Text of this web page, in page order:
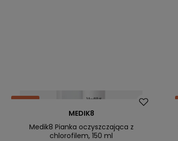
Okazja
MEDIK8
Medik8 Pianka oczyszczająca z
chlorofilem, 150 ml